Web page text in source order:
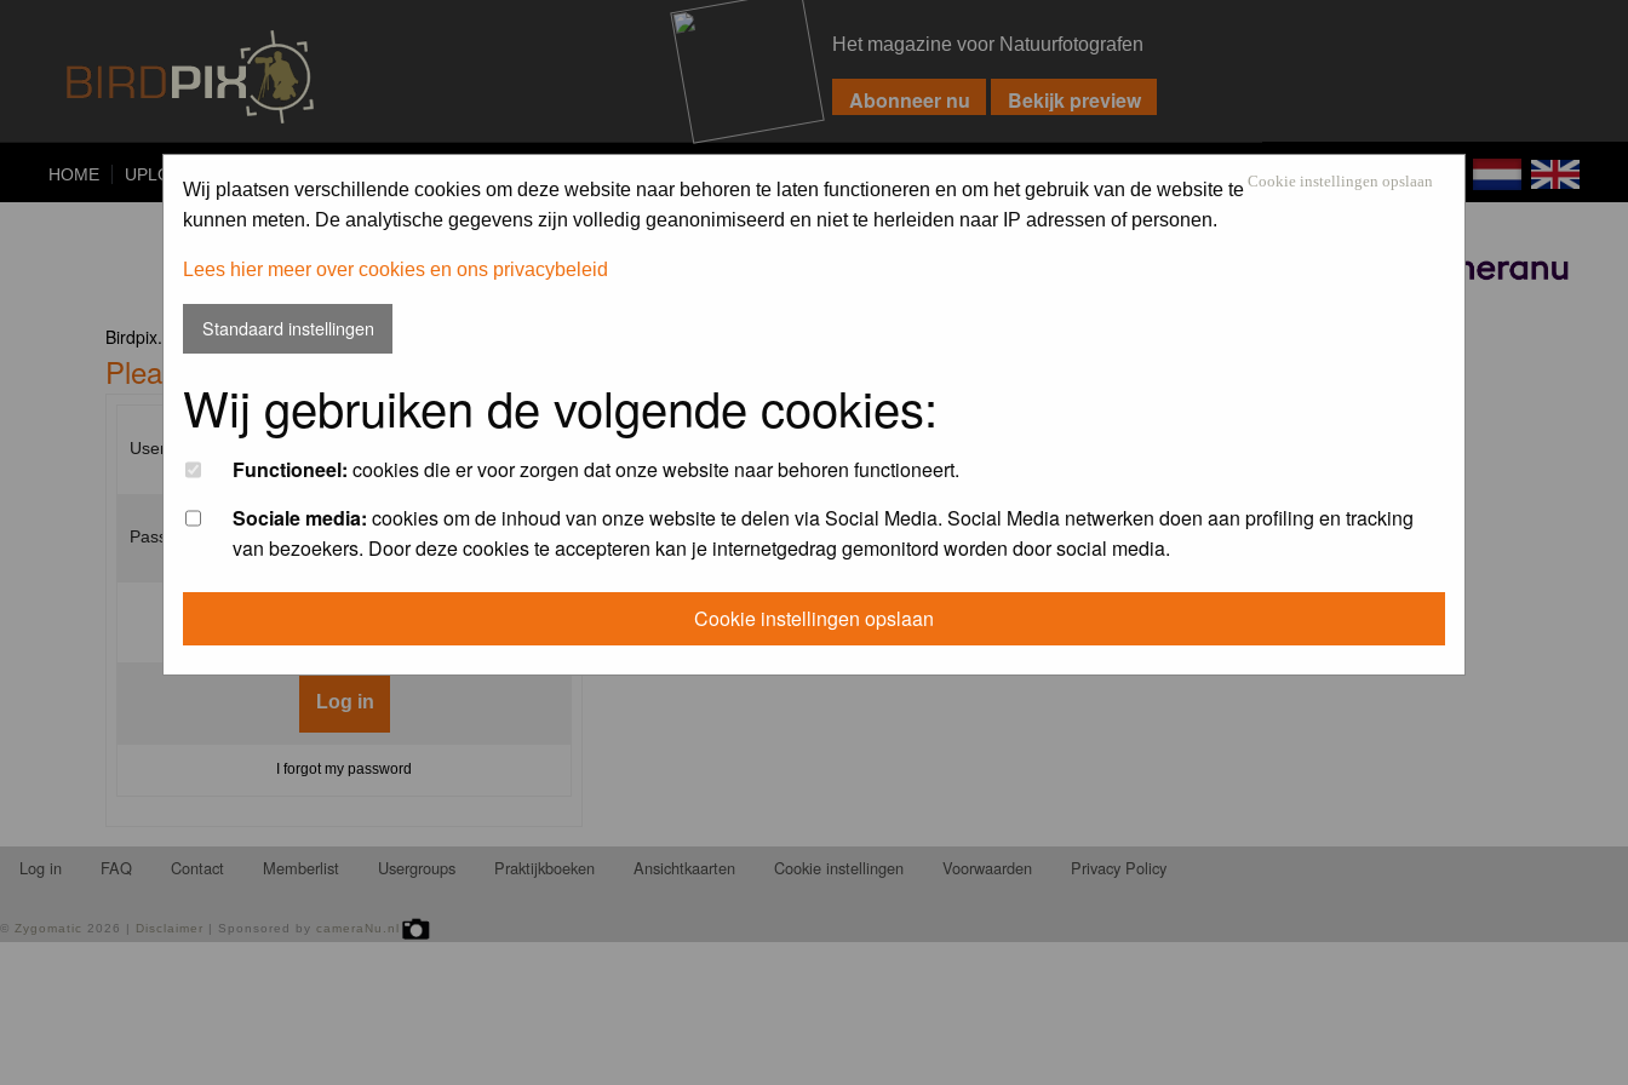
Het magazine voor Natuurfotografen
HOME UPLOAD Cookie instellingen opslaan
Wij plaatsen verschillende cookies om deze website naar behoren te laten functioneren en om het gebruik van de website te
kunnen meten. De analytische gegevens zijn volledig geanonimiseerd en niet te herleiden naar IP adressen of personen.
Lees hier meer over cookies en ons privacybeleid
Standaard instellingen
Wij gebruiken de volgende cookies:
Functioneel: cookies die er voor zorgen dat onze website naar behoren functioneert.
Sociale media: cookies om de inhoud van onze website te delen via Social Media. Social Media netwerken doen aan profiling en tracking
van bezoekers. Door deze cookies te accepteren kan je internetgedrag gemonitord worden door social media.
Cookie instellingen opslaan
Birdpix.nl Forum Index
Please enter your username and password to log in.
Username:
Password:
I forgot my password
Log in FAQ Contact Memberlist Usergroups Praktijkboeken Ansichtkaarten Cookie instellingen Voorwaarden Privacy Policy
© Zygomatic 2026 | Disclaimer | Sponsored by cameraNu.nl